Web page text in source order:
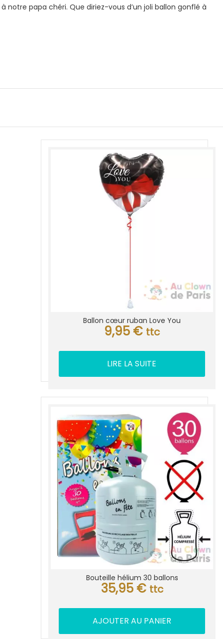
notre papa chéri. Que diriez-vous d’un joli ballon gonflé à
Ballon cœur ruban Love You
9,95 € ttc
LIRE LA SUITE
Bouteille hélium 30 ballons
35,95 € ttc
AJOUTER AU PANIER